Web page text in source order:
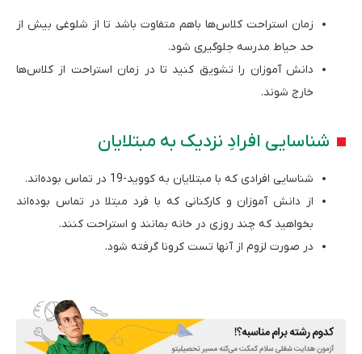
زمان استراحت کلاس‌ها باهم متفاوت باشد تا از شلوغی بیش از
حد حیاط مدرسه جلوگیری شود.
دانش آموزان را تشویق کنید تا در زمان استراحت از کلاس‌ها
خارج شوند.
شناسایی افرادِ نزدیک به مبتلایان
شناسایی افرادی که با مبتلایان به کووید-19 در تماس بوده‌اند.
از دانش آموزان و کارکنانی که با فرد مبتلا در تماس بوده‌اند
بخواهید که چند روزی در خانه بمانند و استراحت کنند.
در صورت لزوم از آن­ها تست کرونا گرفته شود.